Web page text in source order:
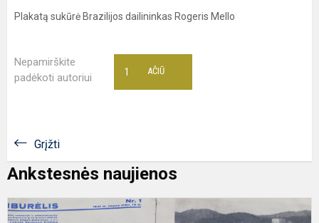
Plakatą sukūrė Brazilijos dailininkas Rogeris Mello
Nepamirškite
padėkoti autoriui
AČIŪ
1
Grįžti
Ankstesnės naujienos